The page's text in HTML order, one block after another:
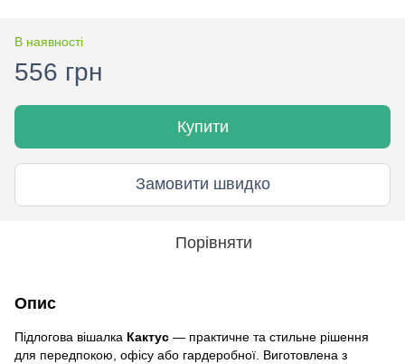
В наявності
556 грн
Купити
Замовити швидко
Порівняти
Опис
Підлогова вішалка Кактус — практичне та стильне рішення
для передпокою, офісу або гардеробної. Виготовлена з